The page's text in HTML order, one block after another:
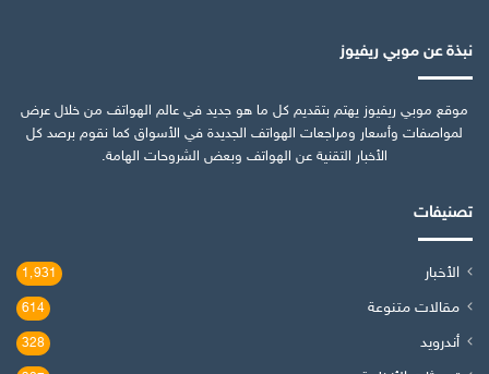
نبذة عن موبي ريفيوز
موقع موبي ريفيوز يهتم بتقديم كل ما هو جديد في عالم الهواتف من خلال عرض
لمواصفات وأسعار ومراجعات الهواتف الجديدة في الأسواق كما نقوم برصد كل
الأخبار التقنية عن الهواتف وبعض الشروحات الهامة.
تصنيفات
الأخبار 1٬931
مقالات متنوعة 614
أندرويد 328